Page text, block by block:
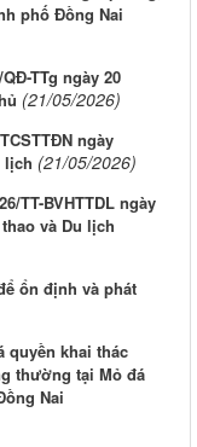
phố Đồng Nai
TTg ngày 20
(21/05/2026)
ngày
lịch (21/05/2026)
TT-BVHTTDL ngày
và Du lịch
ổn định và phát
quyền khai thác
thường tại Mỏ đá
Nai